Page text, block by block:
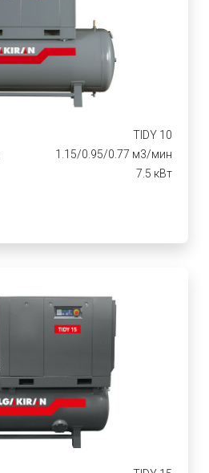
TIDY 10
1.15/0.95/0.77 м3/мин
7.5 кВт